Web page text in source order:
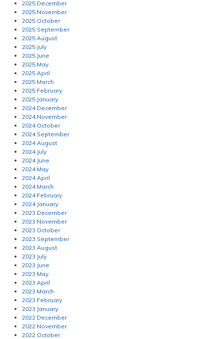
2025 December
2025 November
2025 October
2025 September
2025 August
2025 July
2025 June
2025 May
2025 April
2025 March
2025 February
2025 January
2024 December
2024 November
2024 October
2024 September
2024 August
2024 July
2024 June
2024 May
2024 April
2024 March
2024 February
2024 January
2023 December
2023 November
2023 October
2023 September
2023 August
2023 July
2023 June
2023 May
2023 April
2023 March
2023 February
2023 January
2022 December
2022 November
2022 October